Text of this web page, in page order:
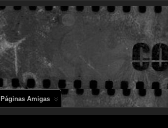
Páginas Amigas